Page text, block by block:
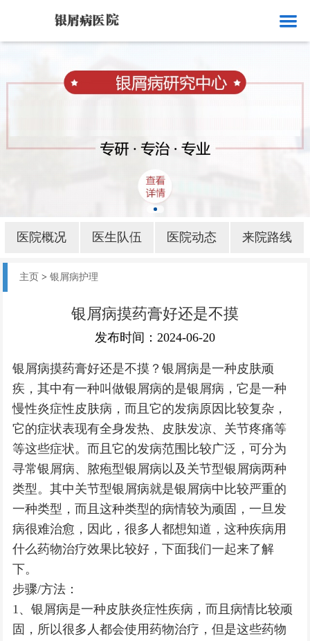
医院概况
银屑病护理
医院概况 医生队伍 医院动态 来院路线
主页 >银屑病护理
银屑病摸药膏好还是不摸
发布时间：2024-06-20
银屑病摸药膏好还是不摸？银屑病是一种皮肤顽
疾，其中有一种叫做银屑病的是银屑病，它是一种
慢性炎症性皮肤病，而且它的发病原因比较复杂，
它的症状表现有全身发热、皮肤发凉、关节疼痛等
等这些症状。而且它的发病范围比较广泛，可分为
寻常银屑病、脓疱型银屑病以及关节型银屑病两种
类型。其中关节型银屑病就是银屑病中比较严重的
一种类型，而且这种类型的病情较为顽固，一旦发
病很难治愈，因此，很多人都想知道，这种疾病用
什么药物治疗效果比较好，下面我们一起来了解
下。
步骤/方法：
1、银屑病是一种皮肤炎症性疾病，而且病情比较顽
固，所以很多人都会使用药物治疗，但是这些药物